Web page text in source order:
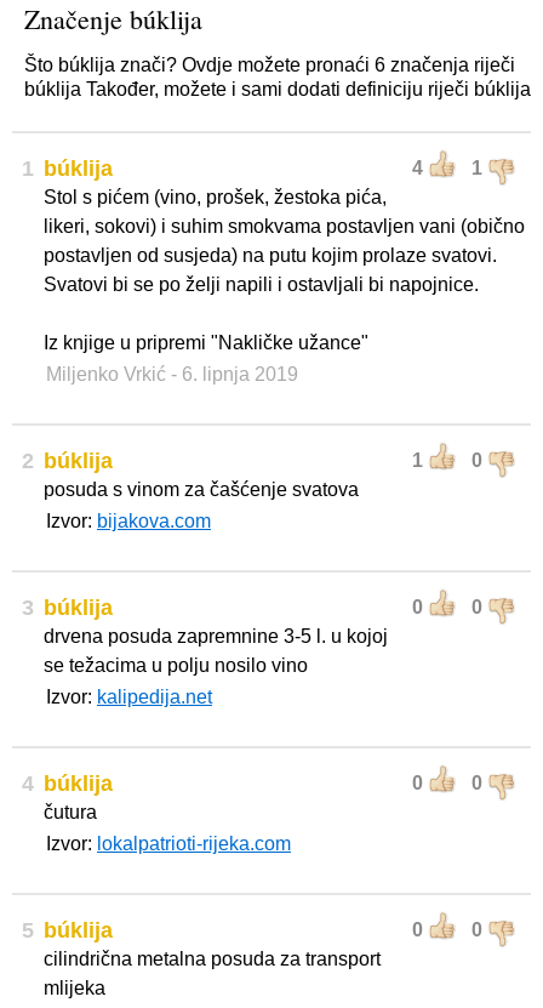
Značenje búklija
Što búklija znači? Ovdje možete pronaći 6 značenja riječi
búklija Također, možete i sami dodati definiciju riječi búklija
1 4 1
búklija
Stol s pićem (vino, prošek, žestoka pića,
likeri, sokovi) i suhim smokvama postavljen vani (obično
postavljen od susjeda) na putu kojim prolaze svatovi.
Svatovi bi se po želji napili i ostavljali bi napojnice.
Iz knjige u pripremi "Nakličke užance"
Miljenko Vrkić - 6. lipnja 2019
2 1 0
búklija
posuda s vinom za čašćenje svatova
Izvor: bijakova.com
3 0 0
búklija
drvena posuda zapremnine 3-5 l. u kojoj
se težacima u polju nosilo vino
Izvor: kalipedija.net
4 0 0
búklija
čutura
Izvor: lokalpatrioti-rijeka.com
5 0 0
búklija
cilindrična metalna posuda za transport
mlijeka